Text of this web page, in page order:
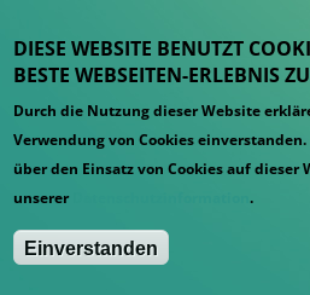
DIESE WEBSITE BENUTZT
BESTE WEBSEITEN-ERLEBNIS
Durch die Nutzung dieser Website
Verwendung von Cookies
über den Einsatz von Cookies auf dieser
unserer
Datenschutzinformation.
Einverstanden